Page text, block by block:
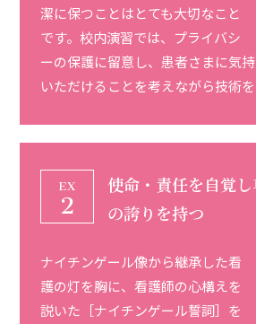
潔に保つことはとても大切なこと
です。校内演習では、プライバシ
ーの保護に留意し、患者さまに気
いただけることを考えながら技術を
使命・責任を自覚
の誇りを持つ
ナイチンゲール像から継承した看
護の灯を胸に、看護師の心構えを
説いた［ナイチンゲール誓詞］を